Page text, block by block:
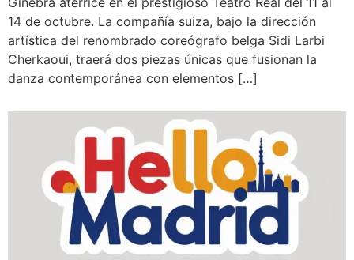
14 de octubre. La compañía suiza, bajo la dirección
artística del renombrado coreógrafo belga Sidi Larbi
Cherkaoui, traerá dos piezas únicas que fusionan la
danza contemporánea con elementos […]